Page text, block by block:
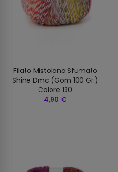
Filato Mistolana Sfumato
Shine Dmc (gom 100 Gr.)
Colore 130
4,90 €